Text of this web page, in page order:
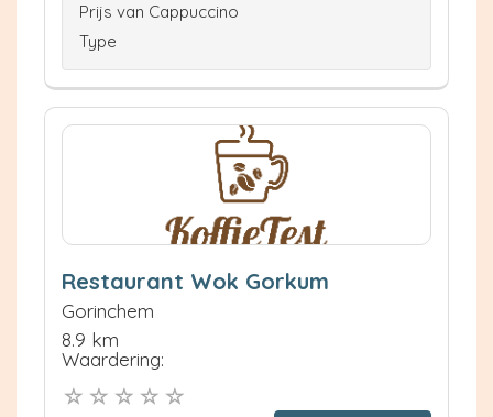
Prijs van Cappuccino
Type
Restaurant Wok Gorkum
Gorinchem
8.9 km
Waardering: